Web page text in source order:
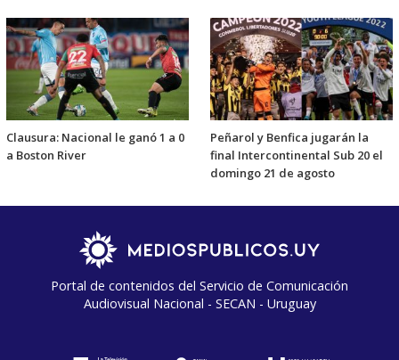
Clausura: Nacional le ganó 1 a 0
a Boston River
Peñarol y Benfica jugarán la
final Intercontinental Sub 20 el
domingo 21 de agosto
Portal de contenidos del Servicio de Comunicación
Audiovisual Nacional - SECAN - Uruguay